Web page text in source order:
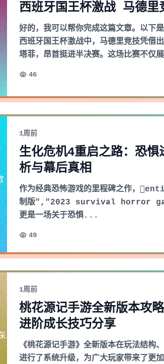
西班牙国王杯激战 马德里
好的，我可以帮你完成这篇文章。以下
西班牙国王杯激战中，马德里竞技凭借
塔菲，昂首挺进半决赛。这场比赛不仅
46
1周前
生化危机4重启之路：恐
析与幕后真相
作为经典恐怖游戏的里程碑之作，
制版","2023 survival horror
更是一场关于恐惧...
49
1周前
桃花源记手游全新版本攻
进阶成长技巧分享
《桃花源记手游》全新版本在玩法结构
进行了系统升级，为广大玩家带来了更